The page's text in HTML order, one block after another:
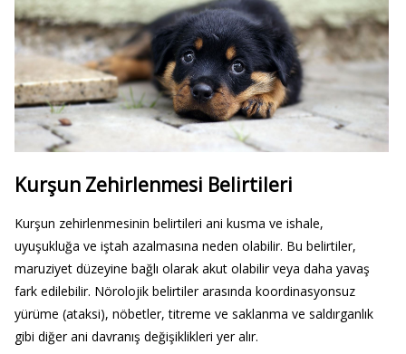
Kurşun Zehirlenmesi Belirtileri
Kurşun zehirlenmesinin belirtileri ani kusma ve ishale,
uyuşukluğa ve iştah azalmasına neden olabilir. Bu belirtiler,
maruziyet düzeyine bağlı olarak akut olabilir veya daha yavaş
fark edilebilir. Nörolojik belirtiler arasında koordinasyonsuz
yürüme (ataksi), nöbetler, titreme ve saklanma ve saldırganlık
gibi diğer ani davranış değişiklikleri yer alır.